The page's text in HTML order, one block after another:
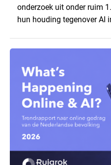
onderzoek uit onder ruim
hun houding tegenover AI
toepassingen, en waar
artikel is aangeleverd
Research. ▼ De